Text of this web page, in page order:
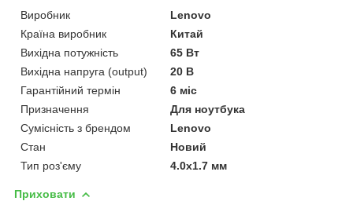
Виробник
Lenovo
Країна виробник
Китай
Вихідна потужність
65 Вт
Вихідна напруга (output)
20 В
Гарантійний термін
6 міс
Призначення
Для ноутбука
Сумісність з брендом
Lenovo
Стан
Новий
Тип роз'єму
4.0x1.7 мм
Приховати